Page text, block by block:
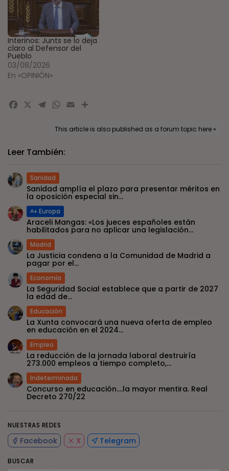
NUESTRAS REDES
Facebook X Telegram
BUSCAR
Interinos: Junts se lo deja
claro al Defensor del
Pueblo
03/08/2026
En «OPINIÓN»
Facebook
X Telegram
WhatsApp
EmailCompartir
This article is also published as a forum topic here »
Leer También:
Sanidad
Sanidad amplía el plazo para presentar méritos en
la oposición especial sin...
Europa
Araceli Mangas: «Los jueces españoles están
habilitados para no aplicar una legislación...
Madrid
La Justicia condena a la Comunidad de Madrid a
pagar por el...
Economía
La Seguridad Social establece que a partir de 2027
la edad de...
Educación
La Xunta convocará una nueva oferta de empleo
en educación en el 2024...
Empleo
La reducción de la jornada laboral destruiría
273.000 empleos a tiempo completo,...
Indeterminada
Concurso en educación….la mayor mentira. Real
Decreto 270/22